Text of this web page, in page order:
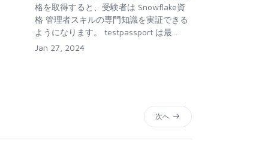
格を取得すると、受験者は Snowflake資
格 管理者スキルの専門知識を実証できる
ようになります。 testpassport は最...
Jan 27, 2024
次へ